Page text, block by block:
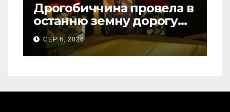
Дрогобиччина провела в
останню земну дорогу
свого Захисника – Олега
Торського
СЕР 6, 2026